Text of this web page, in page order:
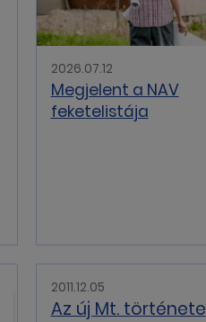
2026.07.12
Megjelent a NAV
feketelistája
2011.12.05
Az új Mt. története